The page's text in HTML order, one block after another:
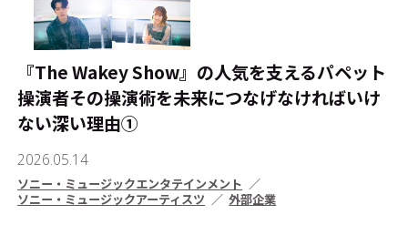
お問い合わせ
『The Wakey Show』の人気を支えるパペット
操演者――その操演術を未来につなげなければいけ
ない深い理由①
2026.05.14
ソニー・ミュージックエンタテインメント
ソニー・ミュージックアーティスツ
外部企業